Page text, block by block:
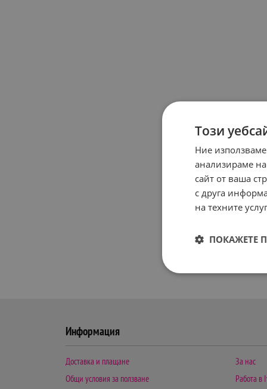
Информация
Доставка и плащане
Общи условия за ползване
За нас
Работа в
Този
Ние
анализираме
сайт от ваша
с друга
на техните
ПОКАЖЕТЕ